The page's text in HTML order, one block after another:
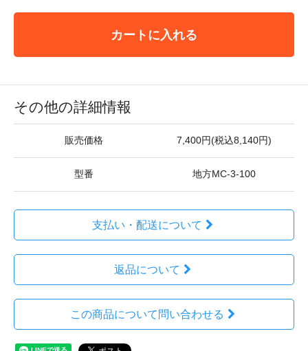
カートに入れる
その他の詳細情報
販売価格 7,400円(税込8,140円)
型番 地方MC-3-100
支払い・配送について
返品について
この商品について問い合わせる